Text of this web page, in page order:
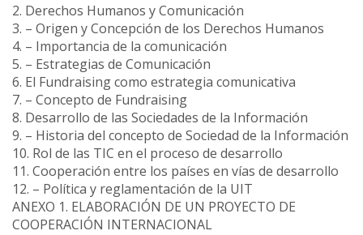
2. Derechos Humanos y Comunicación
3. – Origen y Concepción de los Derechos Humanos
4. – Importancia de la comunicación
5. – Estrategias de Comunicación
6. El Fundraising como estrategia comunicativa
7. – Concepto de Fundraising
8. Desarrollo de las Sociedades de la Información
9. – Historia del concepto de Sociedad de la Información
10. Rol de las TIC en el proceso de desarrollo
11. Cooperación entre los países en vías de desarrollo
12. – Política y reglamentación de la UIT
ANEXO 1. ELABORACIÓN DE UN PROYECTO DE
COOPERACIÓN INTERNACIONAL